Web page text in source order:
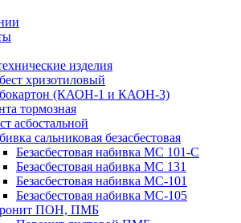
изделия
хризотиловый
(КАОН-1 и КАОН-3)
тормозная
асбостальной
сальниковая безасбестовая
Безасбестовая набивка МС 101-С
Безасбестовая набивка МС 131
Безасбестовая набивка МС-101
Безасбестовая набивка МС-105
ПОН, ПМБ